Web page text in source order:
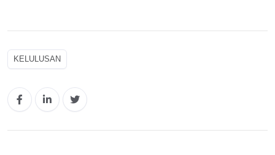
KELULUSAN